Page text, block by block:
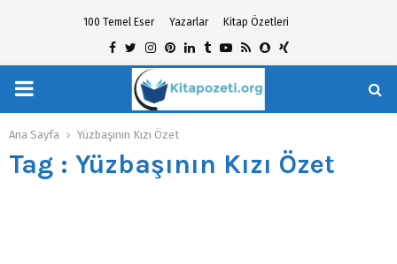
100 Temel Eser Yazarlar Kitap Özetleri
Facebook
TwitterInstagram
Pinterest
Linkedin
TumblrYoutube
RssSnapchat
Xing
PRIMARY
MENU
Ana Sayfa Yüzbaşının Kızı Özet
Tag : Yüzbaşının Kızı Özet